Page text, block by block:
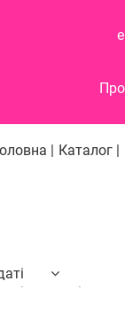
| Каталог |
по назві